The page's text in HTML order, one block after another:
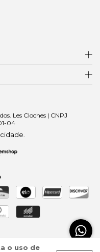
o uso de
Les Cloches | CNPJ
04